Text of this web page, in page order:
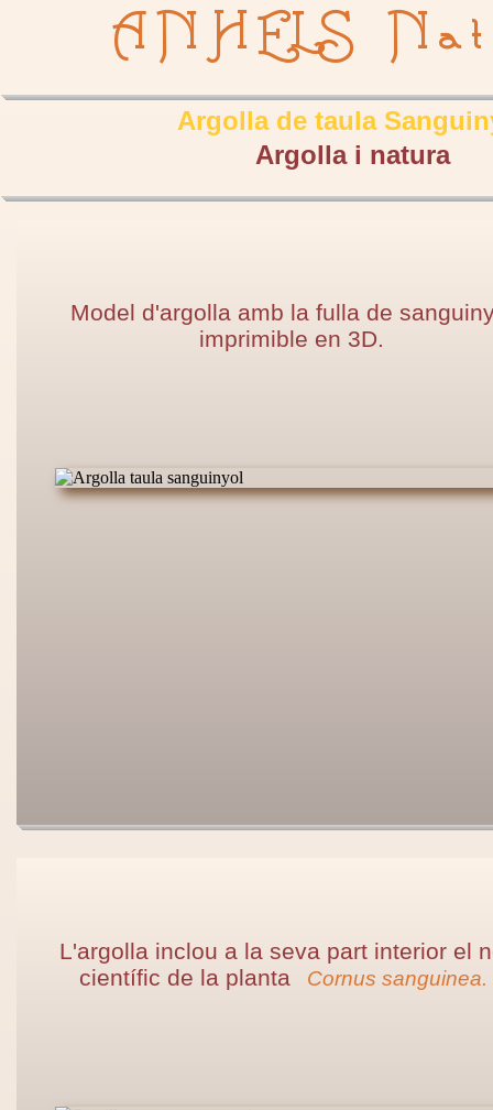
ANHELS
Argolla de taula
Argolla i natura
Model d'argolla amb la fulla de
imprimible en 3D.
L'argolla inclou a la seva part interior el
científic de la planta
Cornus sanguinea.